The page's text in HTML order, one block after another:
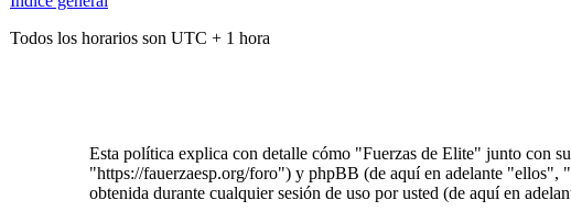
Todos los horarios son UTC + 1 hora
Esta política explica con detalle cómo "Fuerzas de Elite" junto con
"https://fauerzaesp.org/foro") y phpBB (de aquí en adelante
obtenida durante cualquier sesión de uso por usted (de aquí en